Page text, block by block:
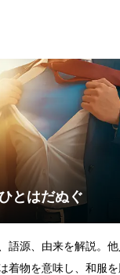
とはだぬぐ
語源、由来を解説。
着物を意味し、和服